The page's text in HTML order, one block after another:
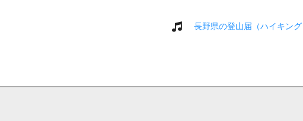
長野県の登山届（ハイキン